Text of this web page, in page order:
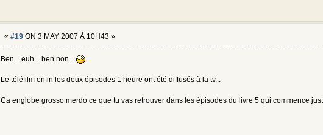
« #19ON 3 MAY 2007 À 10H43 »
Ben... euh... ben non...
Le téléfilm enfin les deux épisodes 1 heure ont été diffusés à la tv...
Ca englobe grosso merdo ce que tu vas retrouver dans les épisodes du livre 5 qui commence